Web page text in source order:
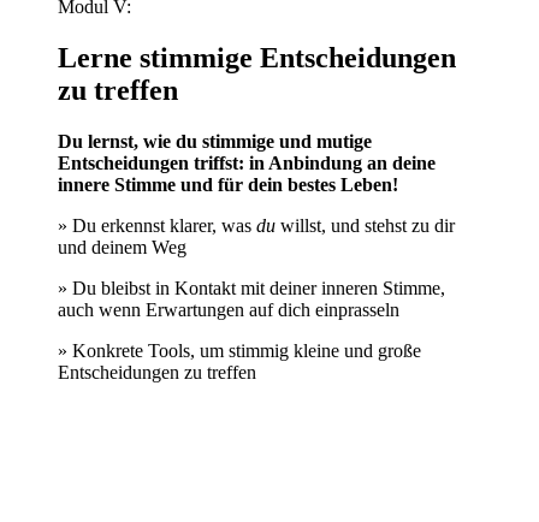
Modul V:
Lerne stimmige Entscheidungen
zu treffen
Du lernst, wie du stimmige und mutige
Entscheidungen triffst: in Anbindung an deine
innere Stimme und für dein bestes Leben!
» Du erkennst klarer, was du willst, und stehst zu dir
und deinem Weg
» Du bleibst in Kontakt mit deiner inneren Stimme,
auch wenn Erwartungen auf dich einprasseln
» Konkrete Tools, um stimmig kleine und große
Entscheidungen zu treffen